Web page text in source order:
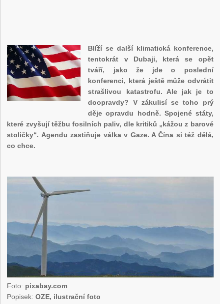
Blíží se další klimatická konference,
tentokrát v Dubaji, která se opět
tváří, jako že jde o poslední
konferenci, která ještě může odvrátit
strašlivou katastrofu. Ale jak je to
doopravdy? V zákulisí se toho prý
děje opravdu hodně. Spojené státy,
které zvyšují těžbu fosilních paliv, dle kritiků „kážou z barové
stoličky“. Agendu zastiňuje válka v Gaze. A Čína si též dělá,
co chce.
Foto: pixabay.com
Popisek:OZE, ilustrační foto